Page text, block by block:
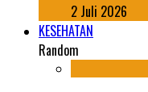
2 Juli 2026
KESEHATAN
Random